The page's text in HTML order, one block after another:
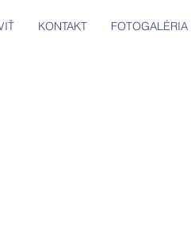
KONTAKT FOTOGALÉRIA